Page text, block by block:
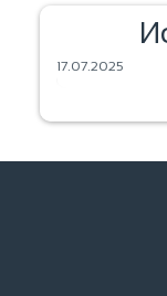
ЗЕРНА
17.07.2025